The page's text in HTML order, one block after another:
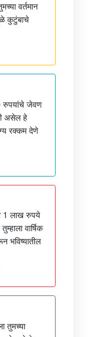
वर्तमान
कुटुंबाचे
रुपयांचे जेवण
असेल हे
रक्कम देणे
1 लाख रुपये
वार्षिक
भविष्यातील
तुमच्या